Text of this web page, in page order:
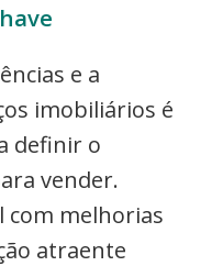
e a
imobiliários é
definir o
vender.
com melhorias
atraente